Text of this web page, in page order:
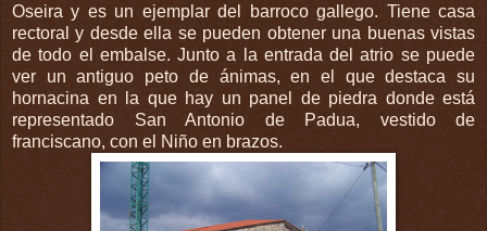
Oseira y es un ejemplar del barroco gallego. Tiene casa
rectoral y desde ella se pueden obtener una buenas vistas
de todo el embalse. Junto a la entrada del atrio se puede
ver un antiguo peto de ánimas, en el que destaca su
hornacina en la que hay un panel de piedra donde está
representado San Antonio de Padua, vestido de
franciscano, con el Niño en brazos.